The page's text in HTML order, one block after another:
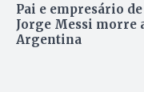
Pai e empresário
Jorge Messi morre
Argentina